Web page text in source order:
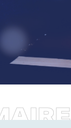
AIRE